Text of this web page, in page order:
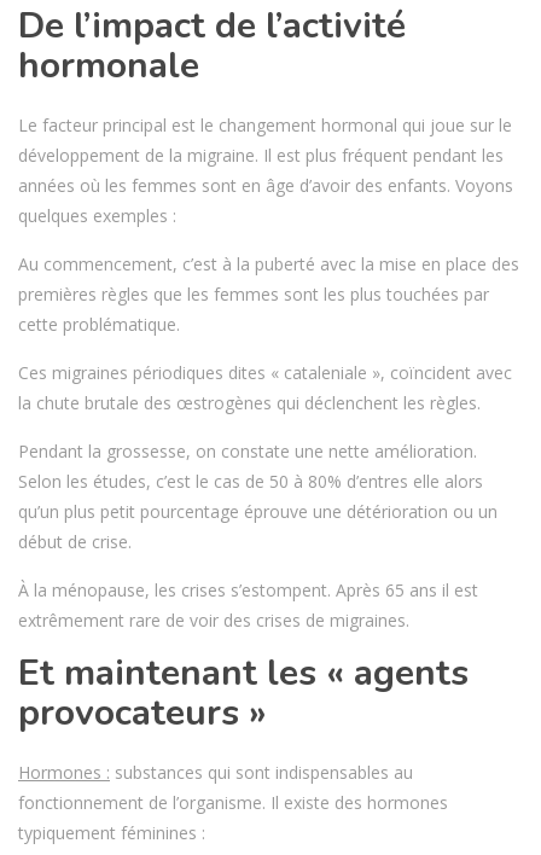
De l’impact de l’activité
hormonale
Le facteur principal est le changement hormonal qui joue sur le
développement de la migraine. Il est plus fréquent pendant les
années où les femmes sont en âge d’avoir des enfants. Voyons
quelques exemples :
Au commencement, c’est à la puberté avec la mise en place des
premières règles que les femmes sont les plus touchées par
cette problématique.
Ces migraines périodiques dites « cataleniale », coïncident avec
la chute brutale des œstrogènes qui déclenchent les règles.
Pendant la grossesse, on constate une nette amélioration.
Selon les études, c’est le cas de 50 à 80% d’entres elle alors
qu’un plus petit pourcentage éprouve une détérioration ou un
début de crise.
À la ménopause, les crises s’estompent. Après 65 ans il est
extrêmement rare de voir des crises de migraines.
Et maintenant les « agents
provocateurs »
Hormones : substances qui sont indispensables au
fonctionnement de l’organisme. Il existe des hormones
typiquement féminines :